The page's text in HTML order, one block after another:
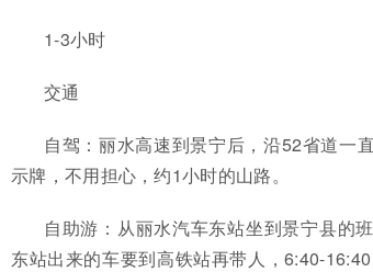
1-3小时
交通
自驾：丽水高速到景宁后，沿52省道一
示牌，不用担心，约1小时的山路。
自助游：从丽水汽车东站坐到景宁县的
东站出来的车要到高铁站再带人，6:40-